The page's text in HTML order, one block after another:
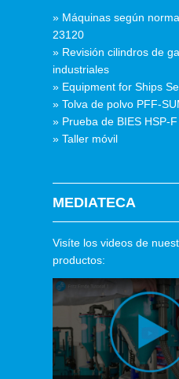
» Máquinas según
23120
» Revisión cilindros de
industriales
» Equipment for Ships
» Tolva de polvo PFF-
» Prueba de BIES HSP-F
» Taller móvil
MEDIATECA
Visíte los videos de
productos: